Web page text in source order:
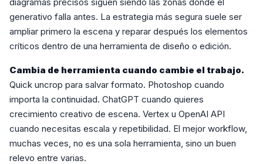
generativo falla antes. La estrategia más segura suele ser
ampliar primero la escena y reparar después los elementos
críticos dentro de una herramienta de diseño o edición.
Cambia de herramienta cuando cambie el trabajo.
Quick uncrop para salvar formato. Photoshop cuando
importa la continuidad. ChatGPT cuando quieres
crecimiento creativo de escena. Vertex u OpenAI API
cuando necesitas escala y repetibilidad. El mejor workflow,
muchas veces, no es una sola herramienta, sino un buen
relevo entre varias.